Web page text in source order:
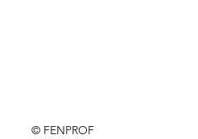
© FENPROF